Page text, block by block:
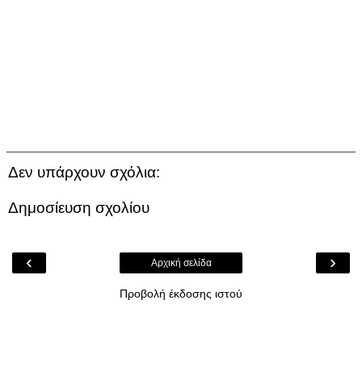
Δεν υπάρχουν σχόλια:
Δημοσίευση σχολίου
‹ ›
Αρχική σελίδα
Προβολή έκδοσης ιστού